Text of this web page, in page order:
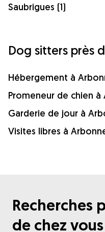
Saubrigues (1)
Dog sitters près
Hébergement à
Promeneur de chien à
Garderie de jour à
Visites libres à
Recherches
de chez vous